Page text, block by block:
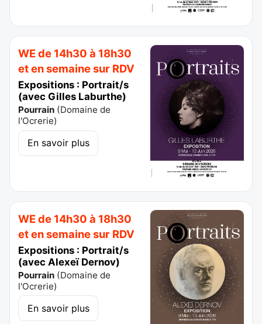
WE de 14h30 à 18h30
et en semaine sur RDV
Expositions : Portrait/s
(avec Gilles Laburthe)
Pourrain (Domaine de
l'Ocrerie)
En savoir plus
WE de 14h30 à 18h30
et en semaine sur RDV
Expositions : Portrait/s
(avec Alexeï Dernov)
Pourrain (Domaine de
l'Ocrerie)
En savoir plus